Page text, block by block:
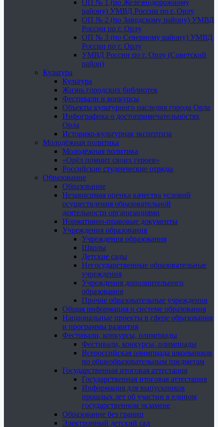
ОП № 1 (по Железнодорожному
району) УМВД России по г. Орлу
ОП № 2 (по Заводскому району) УМВД
России по г. Орлу
ОП № 3 (по Северному району) УМВД
России по г. Орлу
УМВД России по г. Орлу (Советский
район)
Культура
Культура
Жизнь городских библиотек
Фестивали и конкурсы
Объекты культурного наследия города Орла
Инфографика о достопримечательностях
Орла
Историко-культурная экспертиза
Молодёжная политика
Молодёжная политика
«Орёл помнит своих героев»
Российские студенческие отряды
Образование
Образование
Независимая оценка качества условий
осуществления образовательной
деятельности организациями
Нормативно-правовые документы
Учреждения образования
Учреждения образования
Школы
Детские сады
Негосударственные образовательные
учреждения
Учреждения дополнительного
образования
Прочие образовательные учреждения
Общая информация о системе образования
Национальные проекты в сфере образования
и программы развития
Фестивали, конкурсы, олимпиады
Фестивали, конкурсы, олимпиады
Всероссийская олимпиада школьников
по общеобразовательным предметам
Государственная итоговая аттестация
Государственная итоговая аттестация
Информация для выпускников
прошлых лет об участии в едином
государственном экзамене
Образование без границ
Электронный детский сад